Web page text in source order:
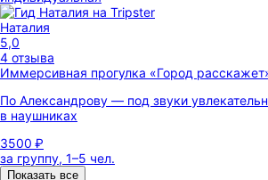
Наталия
5,0
4 отзыва
Иммерсивная прогулка «Город
По Александрову — под звуки
в наушниках
3500 ₽
за группу, 1–5 чел.
Показать все